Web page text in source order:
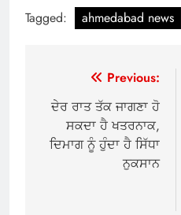
Tagged: ahmedabad news
navigation
Previous:
ਦੇਰ ਰਾਤ ਤੱਕ ਜਾਗਣਾ ਹੋ
ਸਕਦਾ ਹੈ ਖਤਰਨਾਕ,
ਦਿਮਾਗ ਨੂੰ ਹੁੰਦਾ ਹੈ ਸਿੱਧਾ
ਨੁਕਸਾਨ